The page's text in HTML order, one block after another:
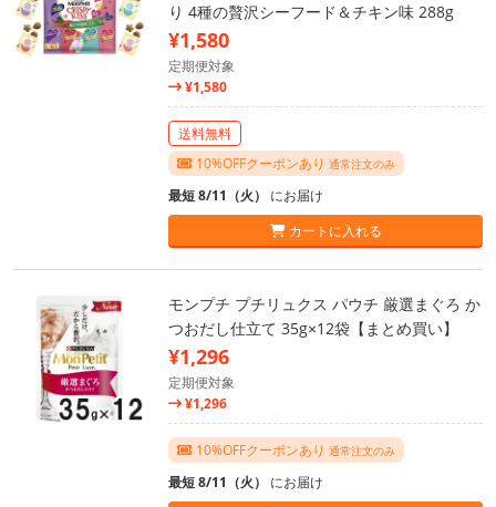
り 4種の贅沢シーフード＆チキン味 288g
¥1,580
定期便対象
¥1,580
送料無料
10%OFFクーポンあり 通常注文のみ
最短 8/11（火） にお届け
カートに入れる
モンプチ プチリュクス パウチ 厳選まぐろ か
つおだし仕立て 35g×12袋【まとめ買い】
¥1,296
定期便対象
¥1,296
10%OFFクーポンあり 通常注文のみ
最短 8/11（火） にお届け